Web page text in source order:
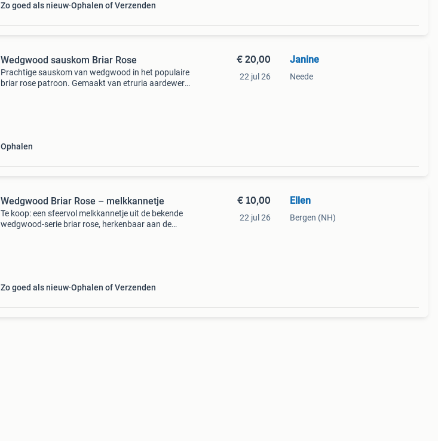
Zo goed als nieuw Ophalen of Verzenden
Wedgwood sauskom Briar Rose
Prachtige sauskom van wedgwood in het populaire
briar rose patroon. Gemaakt van etruria aardewerk
Ophalen
€ 20,00
22 jul 26
Janine
Neede
Wedgwood Briar Rose – melkkannetje
Te koop: een sfeervol melkkannetje uit de bekende
wedgwood-serie briar rose, herkenbaar aan de
Zo goed als nieuw Ophalen of Verzenden
€ 10,00
22 jul 26
Ellen
Bergen (NH)